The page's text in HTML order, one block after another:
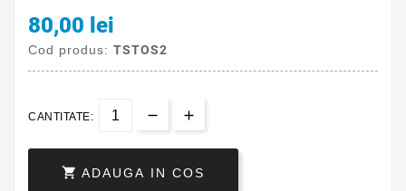
80,00 lei
Cod produs: TSTOS2
CANTITATE:
 ADAUGA IN COS